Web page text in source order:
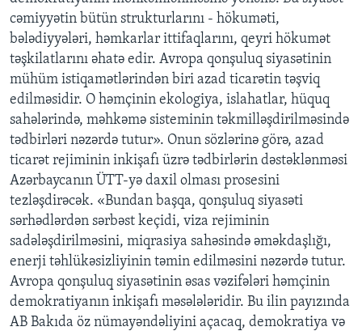
cəmiyyətin bütün strukturlarını - hökuməti,
bələdiyyələri, həmkarlar ittifaqlarını, qeyri hökumət
təşkilatlarını əhatə edir. Avropa qonşuluq siyasətinin
mühüm istiqamətlərindən biri azad ticarətin təşviq
edilməsidir. O həmçinin ekologiya, islahatlar, hüquq
sahələrində, məhkəmə sisteminin təkmilləşdirilməsində
tədbirləri nəzərdə tutur». Onun sözlərinə görə, azad
ticarət rejiminin inkişafı üzrə tədbirlərin dəstəklənməsi
Azərbaycanın ÜTT-yə daxil olması prosesini
tezləşdirəcək. «Bundan başqa, qonşuluq siyasəti
sərhədlərdən sərbəst keçidi, viza rejiminin
sadələşdirilməsini, miqrasiya sahəsində əməkdaşlığı,
enerji təhlükəsizliyinin təmin edilməsini nəzərdə tutur.
Avropa qonşuluq siyasətinin əsas vəzifələri həmçinin
demokratiyanın inkişafı məsələləridir. Bu ilin payızında
AB Bakıda öz nümayəndəliyini açacaq, demokratiya və